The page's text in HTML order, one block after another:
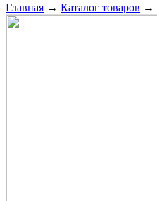
Главная → Каталог товаров →